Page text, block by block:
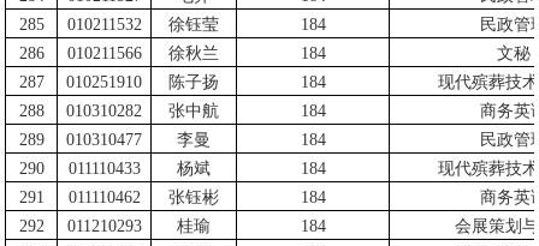
285
010211532 徐钰莹 184
民政管
286
010211566 徐秋兰 184
文秘
287
010251910 陈子扬 184
现代殡葬技
288
010310282 张中航 184
商务英
289
010310477 李曼 184
民政管
290
011110433 杨斌 184
现代殡葬技
291
011110462 张钰彬 184
商务英
292
011210293 桂瑜 184
会展策划